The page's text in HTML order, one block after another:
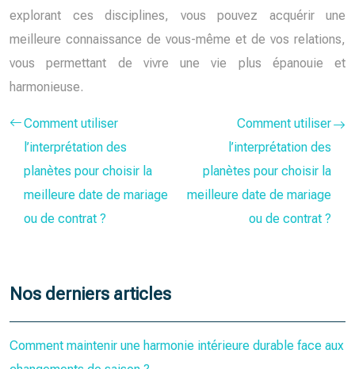
explorant ces disciplines, vous pouvez acquérir une
meilleure connaissance de vous-même et de vos relations,
vous permettant de vivre une vie plus épanouie et
harmonieuse.
Comment utiliser
l’interprétation des
planètes pour choisir la
meilleure date de mariage
ou de contrat ?
Comment utiliser
l’interprétation des
planètes pour choisir la
meilleure date de mariage
ou de contrat ?
Nos derniers articles
Comment maintenir une harmonie intérieure durable face aux